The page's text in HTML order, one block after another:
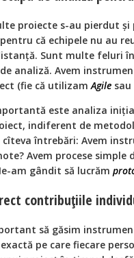
proiecte s-au pierdut şi
că echipele nu au
Sunt multe feluri
analiză. Avem
(fie că utilizamAgile sau
este analiza
indiferent de
cîteva întrebări: Avem
Avem procese simple
am gândit să lucrăm
contribuțiile
să găsim
pe care fiecare